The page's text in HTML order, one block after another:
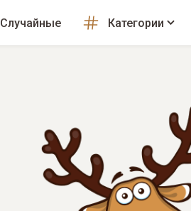
Случайные Категории